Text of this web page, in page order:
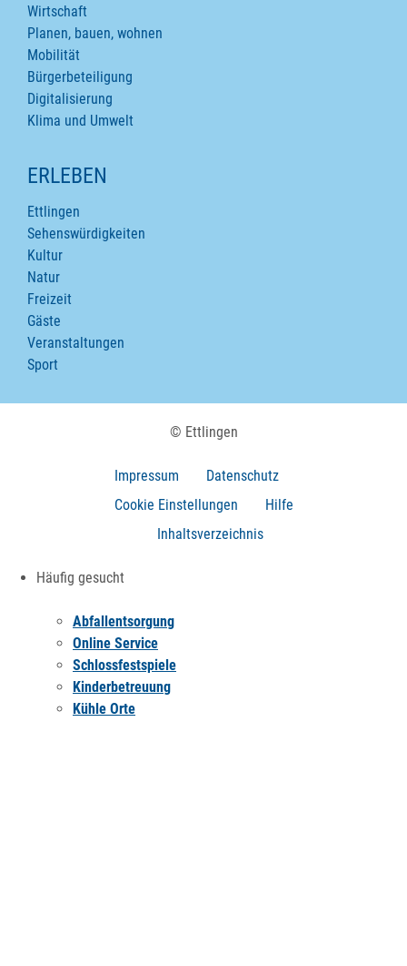
Wirtschaft
Planen, bauen, wohnen
Mobilität
Bürgerbeteiligung
Digitalisierung
Klima und Umwelt
ERLEBEN
Ettlingen
Sehenswürdigkeiten
Kultur
Natur
Freizeit
Gäste
Veranstaltungen
Sport
© Ettlingen
Impressum
Datenschutz
Cookie Einstellungen
Hilfe
Inhaltsverzeichnis
Häufig gesucht
Abfallentsorgung
Online Service
Schlossfestspiele
Kinderbetreuung
Kühle Orte